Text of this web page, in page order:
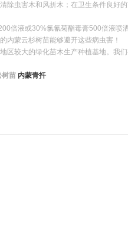
害木和风折木；在卫生条件良好
液或30%氯氰菊酯毒膏500倍液喷洒
内蒙云杉树苗能够避开这些病虫害！
区较大的绿化苗木生产种植基地。
树苗 内蒙青扦